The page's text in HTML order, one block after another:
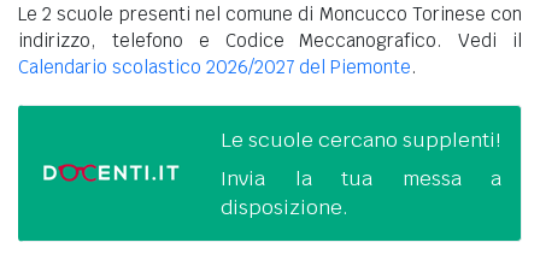
Le 2 scuole presenti nel comune di Moncucco Torinese con
indirizzo, telefono e Codice Meccanografico. Vedi il
Calendario scolastico 2026/2027 del Piemonte.
Le scuole cercano supplenti!
Invia la tua messa a
disposizione.